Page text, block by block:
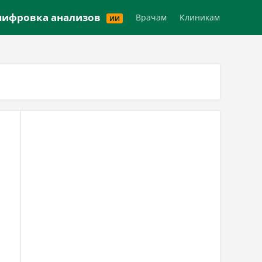
анализов ИИ Врачам Клиникам